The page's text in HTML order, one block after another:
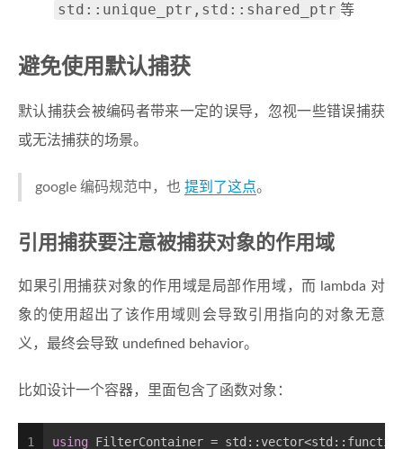
std::unique_ptr,std::shared_ptr 等
避免使用默认捕获
默认捕获会被编码者带来一定的误导，忽视一些错误捕获
或无法捕获的场景。
google 编码规范中，也 提到了这点。
引用捕获要注意被捕获对象的作用域
如果引用捕获对象的作用域是局部作用域，而 lambda 对
象的使用超出了该作用域则会导致引用指向的对象无意
义，最终会导致 undefined behavior。
比如设计一个容器，里面包含了函数对象：
1
using FilterContainer =